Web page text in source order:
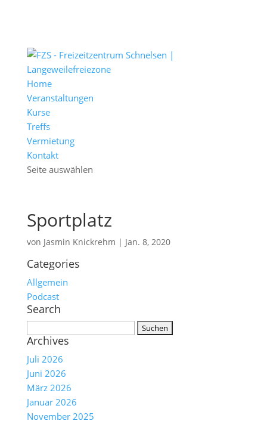
Home
Veranstaltungen
Kurse
Treffs
Vermietung
Kontakt
Seite auswählen
Sportplatz
von Jasmin Knickrehm | Jan. 8, 2020
Categories
Allgemein
Podcast
Search
nach:
Archives
Juli 2026
Juni 2026
März 2026
Januar 2026
November 2025